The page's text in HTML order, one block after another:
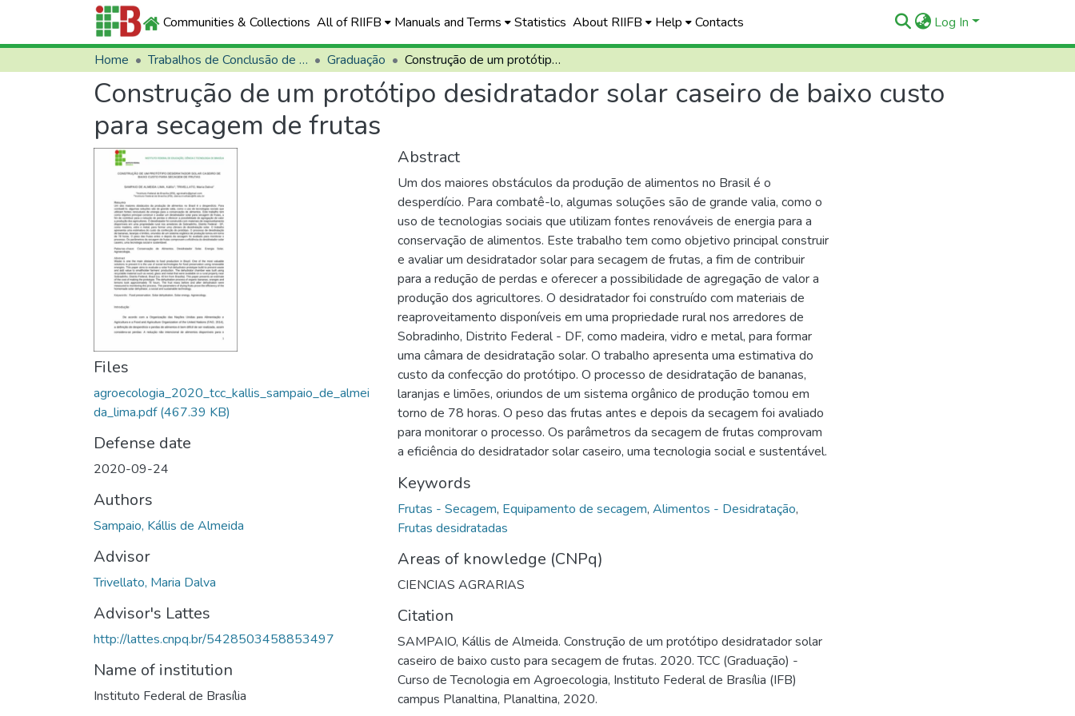
Communities & Collections All of RIIFB Manuals and Terms Statistics About RIIFB Help Contacts Log In
Home Trabalhos de Conclusão de Curso (TCCs) Graduação Construção de um protótipo desidratador solar caseiro de baixo custo para secagem de frutas
Construção de um protótipo desidratador solar caseiro de baixo custo
para secagem de frutas
Files
agroecologia_2020_tcc_kallis_sampaio_de_almei
da_lima.pdf(467.39 KB)
Defense date
2020-09-24
Authors
Sampaio, Kállis de Almeida
Advisor
Trivellato, Maria Dalva
Advisor's Lattes
http://lattes.cnpq.br/5428503458853497
Name of institution
Instituto Federal de Brasília
Abstract
Um dos maiores obstáculos da produção de alimentos no Brasil é o
desperdício. Para combatê-lo, algumas soluções são de grande valia, como o
uso de tecnologias sociais que utilizam fontes renováveis de energia para a
conservação de alimentos. Este trabalho tem como objetivo principal construir
e avaliar um desidratador solar para secagem de frutas, a fim de contribuir
para a redução de perdas e oferecer a possibilidade de agregação de valor a
produção dos agricultores. O desidratador foi construído com materiais de
reaproveitamento disponíveis em uma propriedade rural nos arredores de
Sobradinho, Distrito Federal - DF, como madeira, vidro e metal, para formar
uma câmara de desidratação solar. O trabalho apresenta uma estimativa do
custo da confecção do protótipo. O processo de desidratação de bananas,
laranjas e limões, oriundos de um sistema orgânico de produção tomou em
torno de 78 horas. O peso das frutas antes e depois da secagem foi avaliado
para monitorar o processo. Os parâmetros da secagem de frutas comprovam
a eficiência do desidratador solar caseiro, uma tecnologia social e sustentável.
Keywords
Frutas - Secagem, Equipamento de secagem, Alimentos - Desidratação,
Frutas desidratadas
Areas of knowledge (CNPq)
CIENCIAS AGRARIAS
Citation
SAMPAIO, Kállis de Almeida. Construção de um protótipo desidratador solar
caseiro de baixo custo para secagem de frutas. 2020. TCC (Graduação) -
Curso de Tecnologia em Agroecologia, Instituto Federal de Brasília (IFB)
campus Planaltina, Planaltina, 2020.